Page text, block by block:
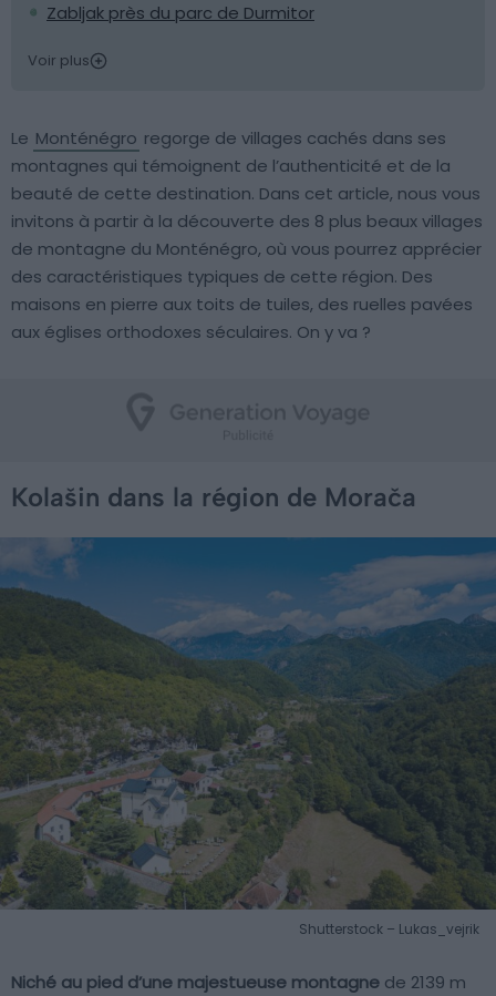
Zabljak près du parc de Durmitor
Voir plus
Le Monténégro regorge de villages cachés dans ses
montagnes qui témoignent de l’authenticité et de la
beauté de cette destination. Dans cet article, nous vous
invitons à partir à la découverte des 8 plus beaux villages
de montagne du Monténégro, où vous pourrez apprécier
des caractéristiques typiques de cette région. Des
maisons en pierre aux toits de tuiles, des ruelles pavées
aux églises orthodoxes séculaires. On y va ?
Kolašin dans la région de Morača
Shutterstock – Lukas_vejrik
Niché au pied d’une majestueuse montagne de 2139 m